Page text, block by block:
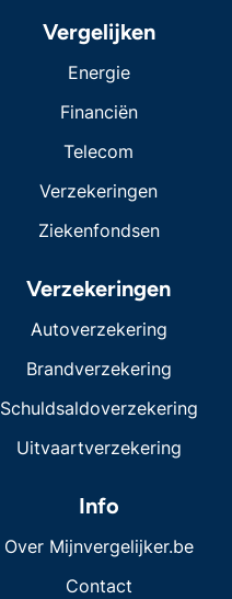
Vergelijken
Energie
Financiën
Telecom
Verzekeringen
Ziekenfondsen
Verzekeringen
Autoverzekering
Brandverzekering
Schuldsaldoverzekering
Uitvaartverzekering
Info
Over Mijnvergelijker.be
Contact